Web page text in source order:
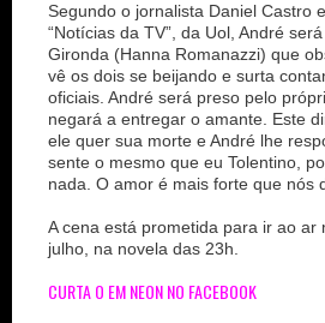
Segundo o jornalista Daniel Castro
“Notícias da TV”, da Uol, André
Gironda (Hanna Romanazzi) que
vê os dois se beijando e surta
oficiais. André será preso pelo
negará a entregar o amante. Este
ele quer sua morte e André lhe
sente o mesmo que eu Tolentino,
nada. O amor é mais forte que nós
A cena está prometida para ir ao ar
julho, na novela das 23h.
CURTA O EM NEON NO FACEBOOK